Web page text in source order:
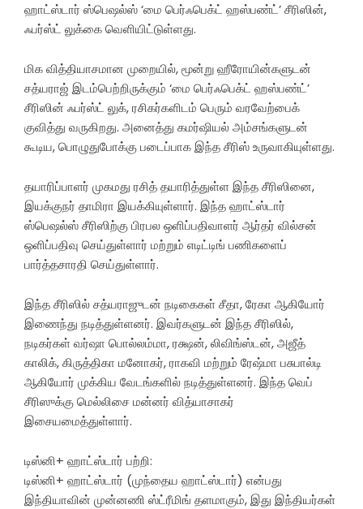
ஹாட்ஸ்டார் ஸ்பெஷல்ஸ் ‘மை பெர்ஃபெக்ட் ஹஸ்பண்ட்’ சீரிஸின்,
ஃபர்ஸ்ட் லுக்கை வெளியிட்டுள்ளது.
மிக வித்தியாசமான முறையில், மூன்று ஹீரோயின்களுடன்
சத்யராஜ் இடம்பெற்றிருக்கும் ‘மை பெர்ஃபெக்ட் ஹஸ்பண்ட்’
சீரிஸின் ஃபர்ஸ்ட் லுக், ரசிகர்களிடம் பெரும் வரவேற்பைக்
குவித்து வருகிறது. அனைத்து கமர்ஷியல் அம்சங்களுடன்
கூடிய, பொழுதுபோக்கு படைப்பாக இந்த சீரிஸ் உருவாகியுள்ளது.
தயாரிப்பாளர் முகமது ரசித் தயாரித்துள்ள இந்த சீரிஸினை,
இயக்குநர் தாமிரா இயக்கியுள்ளார். இந்த ஹாட்ஸ்டார்
ஸ்பெஷல்ஸ் சீரிஸிற்கு பிரபல ஒளிப்பதிவாளர் ஆர்தர் வில்சன்
ஒளிப்பதிவு செய்துள்ளார் மற்றும் எடிட்டிங் பணிகளைப்
பார்த்தசாரதி செய்துள்ளார்.
இந்த சீரிஸில் சத்யராஜுடன் நடிகைகள் சீதா, ரேகா ஆகியோர்
இணைந்து நடித்துள்ளனர். இவர்களுடன் இந்த சீரிஸில்,
நடிகர்கள் வர்ஷா பொல்லம்மா, ரக்ஷன், லிவிங்ஸ்டன், அஜீத்
காலிக், கிருத்திகா மனோகர், ராகவி மற்றும் ரேஷ்மா பசுபால்டி
ஆகியோர் முக்கிய வேடங்களில் நடித்துள்ளனர். இந்த வெப்
சீரிஸுக்கு மெல்லிசை மன்னர் வித்யாசாகர்
இசையமைத்துள்ளார்.
டிஸ்னி+ ஹாட்ஸ்டார் பற்றி:
டிஸ்னி+ ஹாட்ஸ்டார் (முந்தைய ஹாட்ஸ்டார்) என்பது
இந்தியாவின் முன்னணி ஸ்ட்ரீமிங் தளமாகும், இது இந்தியர்கள்